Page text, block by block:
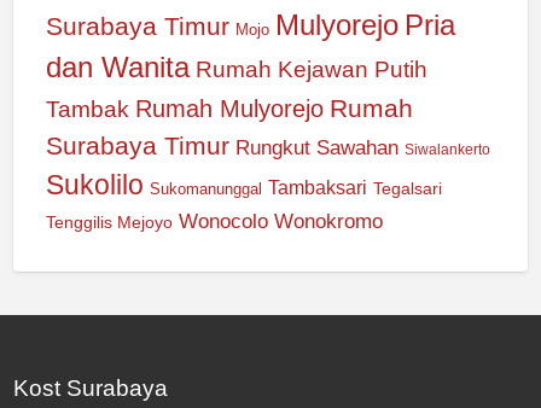
Surabaya Timur Mojo Mulyorejo Pria
dan Wanita Rumah Kejawan Putih
Tambak Rumah Mulyorejo Rumah
Surabaya Timur Rungkut Sawahan Siwalankerto
Sukolilo Sukomanunggal Tambaksari Tegalsari
Tenggilis Mejoyo Wonocolo Wonokromo
Kost Surabaya